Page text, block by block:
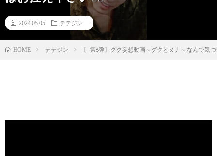
2024.05.05 テテジン
HOME テテジン 〘 第6弾〙グク妄想動画～グクとヌナ～ なんで気